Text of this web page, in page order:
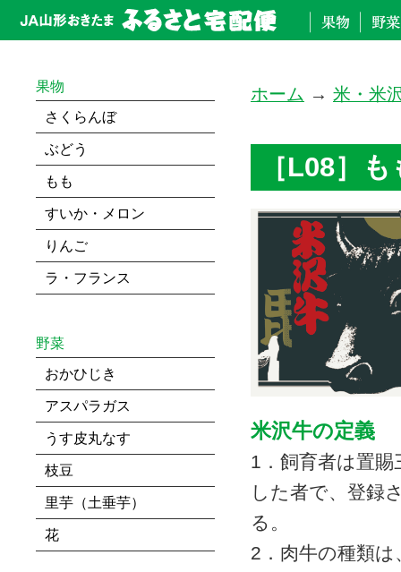
ホーム → 米・米
［L08］
米沢牛の定義
1．飼育者は置
した者で、登録
る。
2．肉牛の種類
果物
さくらんぼ
ぶどう
もも
すいか・メロン
りんご
ラ・フランス
野菜
おかひじき
アスパラガス
うす皮丸なす
枝豆
里芋（土垂芋）
花